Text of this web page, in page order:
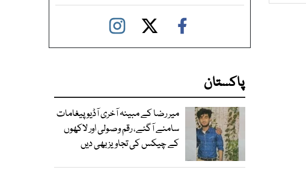
پاکستان
میر رضا کے مبینہ آخری آڈیو پیغامات
سامنے آگئے، رقم وصولی اور لاکھوں
کے چیکس کی تجاویز بھی دیں